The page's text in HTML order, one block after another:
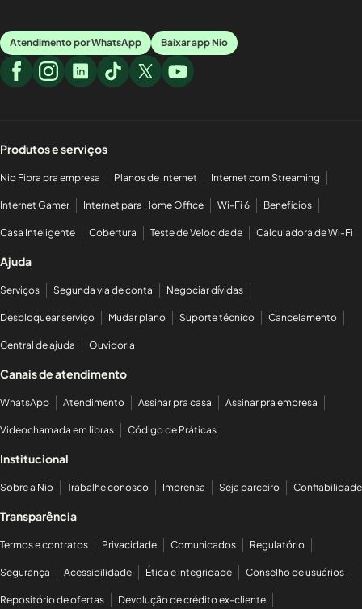
Atendimento por WhatsApp Baixar app Nio
Produtos e serviços
Nio Fibra pra empresa Planos de Internet Internet com Streaming
Internet Gamer Internet para Home Office Wi-Fi 6 Benefícios
Casa Inteligente Cobertura Teste de Velocidade Calculadora de Wi-Fi
Ajuda
Serviços Segunda via de conta Negociar dívidas
Desbloquear serviço Mudar plano Suporte técnico Cancelamento
Central de ajuda Ouvidoria
Canais de atendimento
WhatsApp Atendimento Assinar pra casa Assinar pra empresa
Videochamada em libras Código de Práticas
Institucional
Sobre a Nio Trabalhe conosco Imprensa Seja parceiro Confiabilidade
Transparência
Termos e contratos Privacidade Comunicados Regulatório
Segurança Acessibilidade Ética e integridade Conselho de usuários
Repositório de ofertas Devolução de crédito ex-cliente